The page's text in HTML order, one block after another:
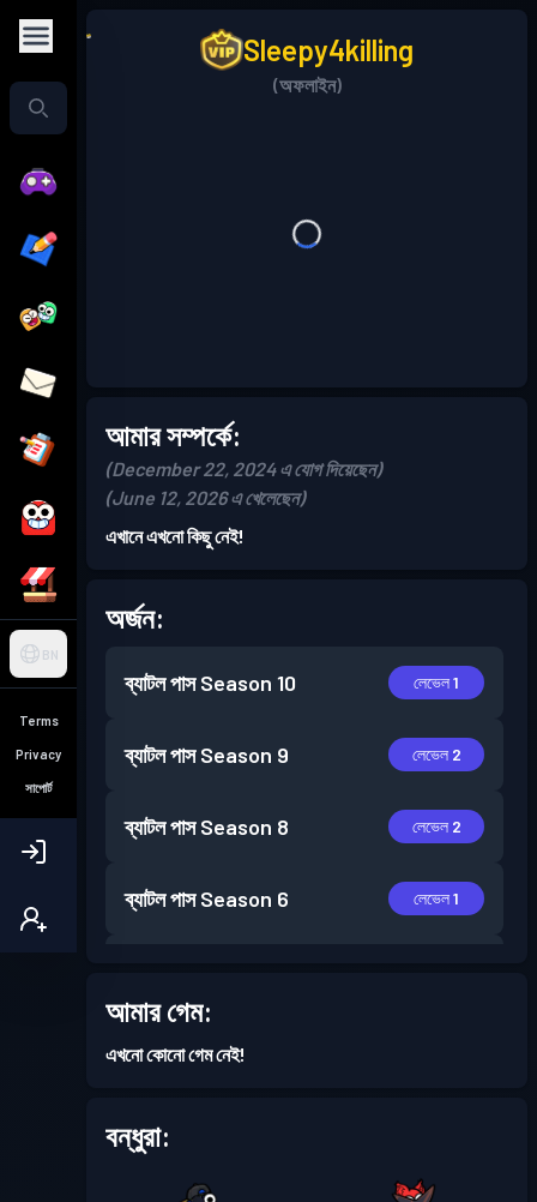
BN
Terms
Privacy
সাপোর্ট
Sleepy4killing
(অফলাইন)
আমার সম্পর্কে:
(December 22, 2024 এ যোগ দিয়েছেন)
(June 12, 2026 এ খেলেছেন)
এখানে এখনো কিছু নেই!
অর্জন:
ব্যাটল পাস Season 10 লেভেল 1
ব্যাটল পাস Season 9 লেভেল 2
ব্যাটল পাস Season 8 লেভেল 2
ব্যাটল পাস Season 6 লেভেল 1
ব্যাটল পাস Season 4
ব্যাটল পাসSeason 2 লেভেল 3
আমার গেম:
এখনো কোনো গেম নেই!
বন্ধুরা: